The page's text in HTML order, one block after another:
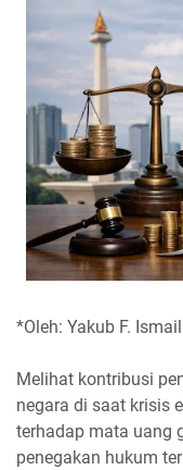
*Oleh: Yakub F. Ismail
Melihat kontribusi
negara di saat krisis
terhadap mata uang
penegakan hukum